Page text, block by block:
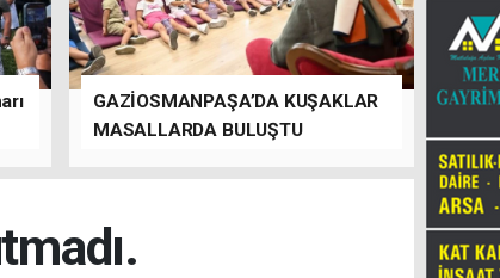
GAZİOSMANPAŞA’DA KUŞAKLAR
MASALLARDA BULUŞTU